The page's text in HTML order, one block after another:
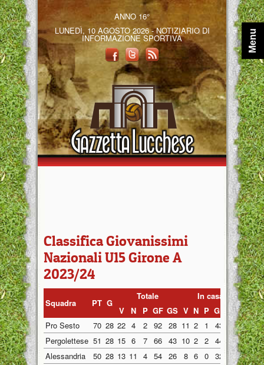
ANNO 16°
LUNEDÌ, 10 AGOSTO 2026 - NOTIZIARIO DI
INFORMAZIONE SPORTIVA
Classifica Giovanissimi
Nazionali U15 Girone A
2023/24
Squadra PT G
Totale In casa
V
N P GF GS V N P GF GS V N
Pro Sesto
70 28 22 4 2 92 28 11 2 1 43 10 11 2
Pergolettese 51 28 15 6 7 66 43 10 2 2 44 18 5 4
Alessandria
50 28 13 11 4 54 26 8 6 0 32 13 5 5
Menu